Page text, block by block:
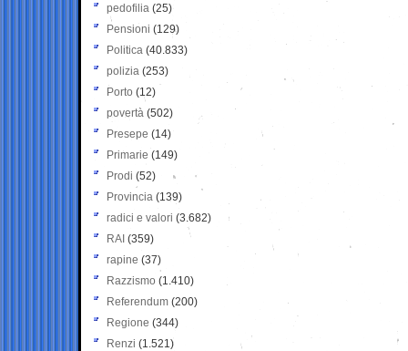
pedofilia (25)
Pensioni (129)
Politica (40.833)
polizia (253)
Porto (12)
povertà (502)
Presepe (14)
Primarie (149)
Prodi (52)
Provincia (139)
radici e valori (3.682)
RAI (359)
rapine (37)
Razzismo (1.410)
Referendum (200)
Regione (344)
Renzi (1.521)